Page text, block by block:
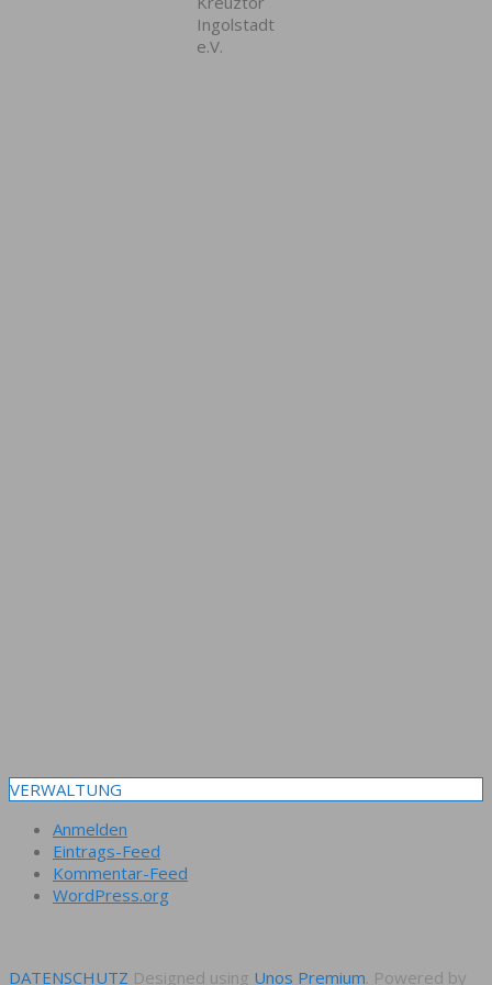
Ingolstadt
e.V.
VERWALTUNG
Anmelden
Eintrags-Feed
Kommentar-Feed
WordPress.org
DATENSCHUTZ Designed using Unos Premium. Powered by